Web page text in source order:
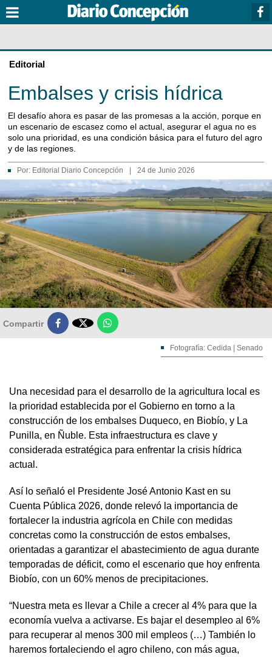
Editorial
Embalses y crisis hídrica
El desafío ahora es pasar de las promesas a la acción, porque en
un escenario de escasez como el actual, asegurar el agua no es
solo una prioridad, es una condición básica para el futuro del agro
y de las regiones.
Por: Editorial Diario Concepción 24 de Junio 2026
Compartir 
Fotografía: Cedida | Senado
Una necesidad para el desarrollo de la agricultura local es
la prioridad establecida por el Gobierno en torno a la
construcción de los embalses Duqueco, en Biobío, y La
Punilla, en Ñuble. Esta infraestructura es clave y
considerada estratégica para enfrentar la crisis hídrica
actual.
Así lo señaló el Presidente José Antonio Kast en su
Cuenta Pública 2026, donde relevó la importancia de
fortalecer la industria agrícola en Chile con medidas
concretas como la construcción de estos embalses,
orientadas a garantizar el abastecimiento de agua durante
temporadas de déficit, como el escenario que hoy enfrenta
Biobío, con un 60% menos de precipitaciones.
“Nuestra meta es llevar a Chile a crecer al 4% para que la
economía vuelva a activarse. Es bajar el desempleo al 6%
para recuperar al menos 300 mil empleos (…) También lo
haremos fortaleciendo el agro chileno, con más agua,